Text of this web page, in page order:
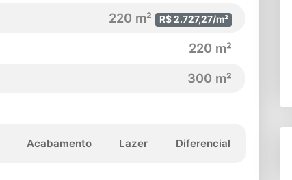
220 m² R$ 2.727,27/m²
220 m²
300 m²
Acabamento Lazer Diferencial